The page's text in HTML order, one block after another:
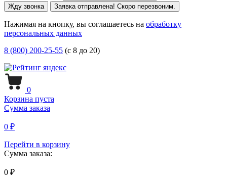
Жду звонка Заявка отправлена! Скоро перезвоним.
Нажимая на кнопку, вы соглашаетесь на обработку
персональных данных
8 (800) 200-25-55 (с 8 до 20)
0
Корзина пуста
Сумма заказа
0 ₽
Перейти в корзину
Сумма заказа:
0 ₽